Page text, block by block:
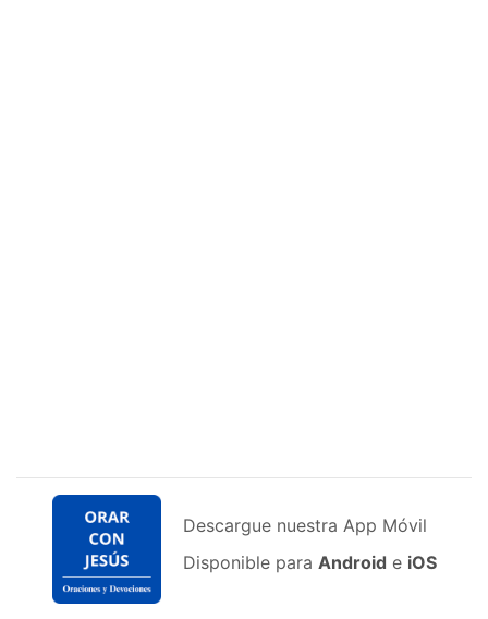
Descargue nuestra App Móvil
Disponible para Android e iOS